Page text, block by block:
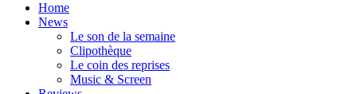
Home
News
Le son de la semaine
Clipothèque
Le coin des reprises
Music & Screen